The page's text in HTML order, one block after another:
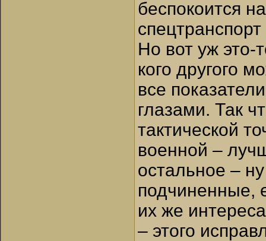
беспокоится
Но вот уж это-
кого другого
все
глазами. Так
тактической
военной –
остальное –
подчиненные,
их же
– этого